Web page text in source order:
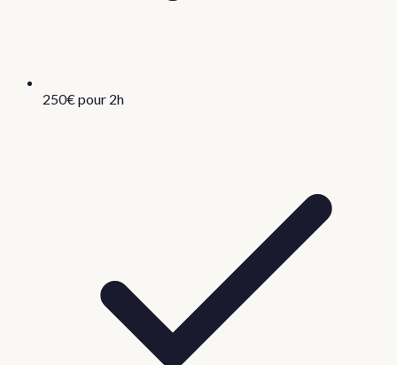
250€ pour 2h